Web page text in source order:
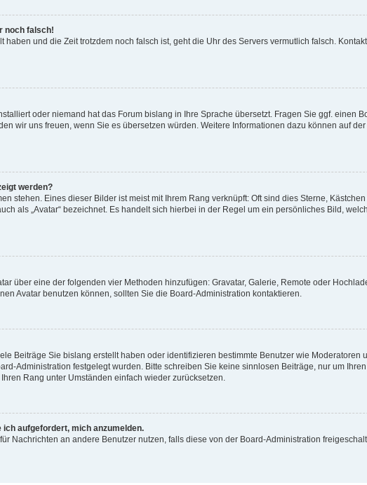
noch falsch!
und die Zeit trotzdem noch falsch ist, geht die Uhr des Servers vermutlich falsch.
oder niemand hat das Forum bislang in Ihre Sprache übersetzt. Fragen Sie ggf. einen
wir uns freuen, wenn Sie es übersetzen würden. Weitere Informationen dazu können auf
werden?
stehen. Eines dieser Bilder ist meist mit Ihrem Rang verknüpft: Oft sind dies Sterne,
als „Avatar“ bezeichnet. Es handelt sich hierbei in der Regel um ein persönliches Bild,
über eine der folgenden vier Methoden hinzufügen: Gravatar, Galerie, Remote oder
Avatar benutzen können, sollten Sie die Board-Administration kontaktieren.
Beiträge Sie bislang erstellt haben oder identifizieren bestimmte Benutzer wie Moderatoren
Administration festgelegt wurden. Bitte schreiben Sie keine sinnlosen Beiträge, nur um
Rang unter Umständen einfach wieder zurücksetzen.
ich aufgefordert, mich anzumelden.
Nachrichten an andere Benutzer nutzen, falls diese von der Board-Administration